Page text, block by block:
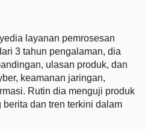
layanan pemrosesan
3 tahun pengalaman, dia
ulasan produk, dan
keamanan jaringan,
Rutin dia menguji produk
dan tren terkini dalam